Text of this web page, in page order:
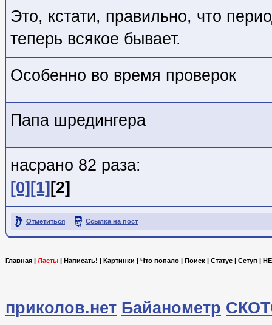
Это, кстати, правильно, что
теперь всякое бывает.
Особенно во время проверок
Папа шредингера
насрано 82 раза:
[0] [1] [2]
Отметиться Ссылка на пост
Главная | Ласты | Написать! | Картинки | Что попало | Поиск | Статус | Сетуп |
приколов.нет Байанометр